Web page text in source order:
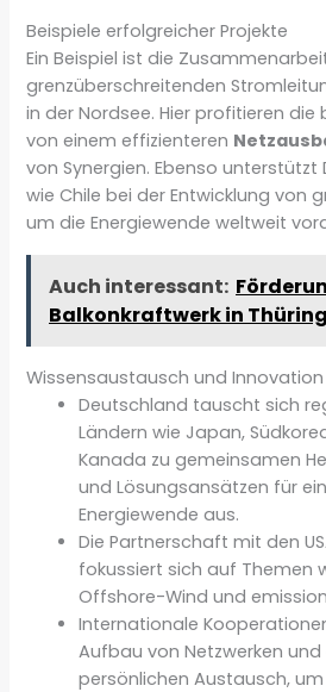
Beispiele erfolgreicher Projekte
Ein Beispiel ist die
grenzüberschreitenden
in der Nordsee. Hier profitieren die
von einem effizienteren
von Synergien. Ebenso
wie Chile bei der Entwicklung von
um die Energiewende weltweit
Auch interessant:
Balkonkraftwerk in
Wissensaustausch und Innovation
Deutschland tauscht sich
Ländern wie Japan,
Kanada zu gemeinsamen
und Lösungsansätzen für
Energiewende aus.
Die Partnerschaft mit den
fokussiert sich auf Themen
Offshore-Wind und
Internationale
Aufbau von Netzwerken
persönlichen Austausch,